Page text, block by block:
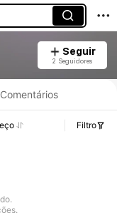
Seguir
2 Seguidores
e Detalhes de Stock.
Comentários
Filtro